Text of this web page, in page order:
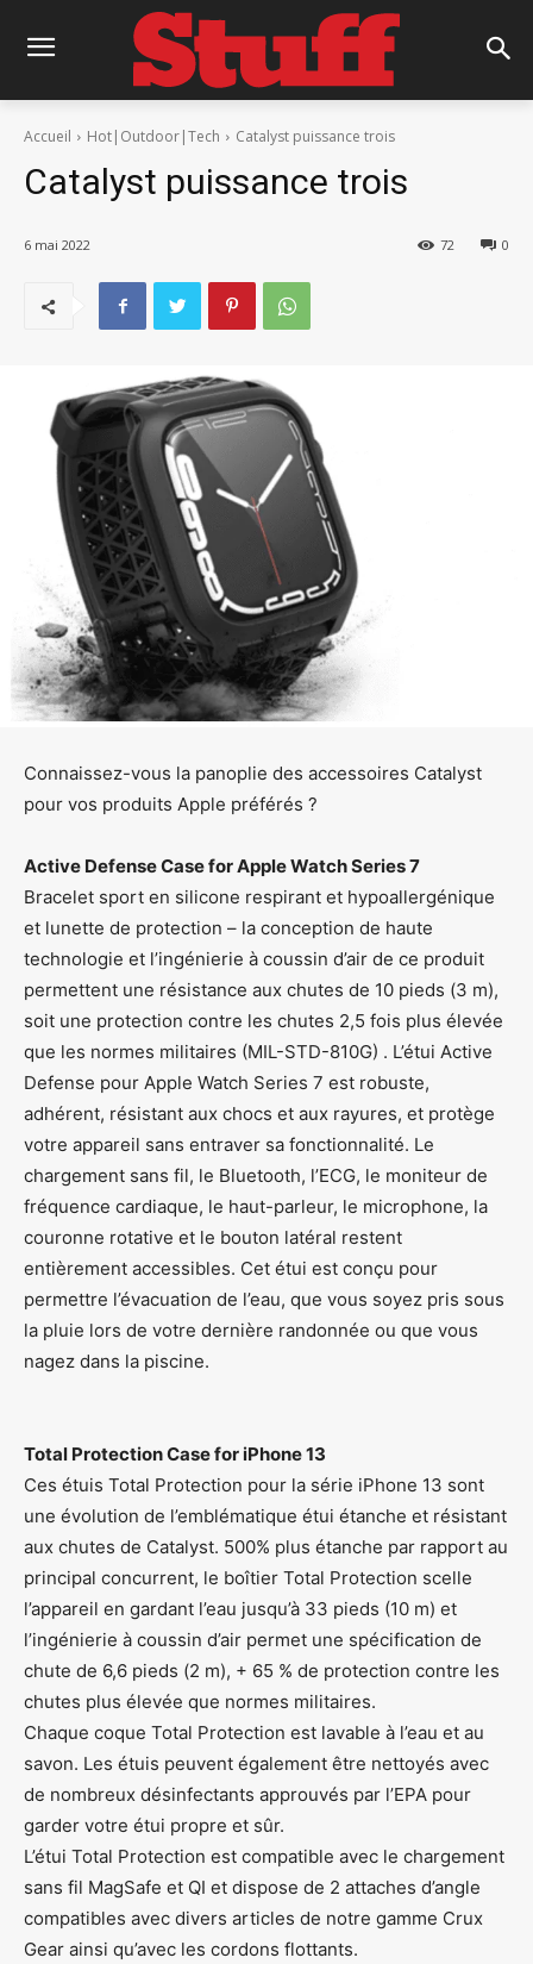
Accueil Hot|Outdoor|Tech Catalyst puissance trois
Catalyst puissance trois
6 mai 2022 0
72
Connaissez-vous la panoplie des accessoires Catalyst
pour vos produits Apple préférés ?
Active Defense Case for Apple Watch Series 7
Bracelet sport en silicone respirant et hypoallergénique
et lunette de protection – la conception de haute
technologie et l’ingénierie à coussin d’air de ce produit
permettent une résistance aux chutes de 10 pieds (3 m),
soit une protection contre les chutes 2,5 fois plus élevée
que les normes militaires (MIL-STD-810G) . L’étui Active
Defense pour Apple Watch Series 7 est robuste,
adhérent, résistant aux chocs et aux rayures, et protège
votre appareil sans entraver sa fonctionnalité. Le
chargement sans fil, le Bluetooth, l’ECG, le moniteur de
fréquence cardiaque, le haut-parleur, le microphone, la
couronne rotative et le bouton latéral restent
entièrement accessibles. Cet étui est conçu pour
permettre l’évacuation de l’eau, que vous soyez pris sous
la pluie lors de votre dernière randonnée ou que vous
nagez dans la piscine.
Total Protection Case for iPhone 13
Ces étuis Total Protection pour la série iPhone 13 sont
une évolution de l’emblématique étui étanche et résistant
aux chutes de Catalyst. 500% plus étanche par rapport au
principal concurrent, le boîtier Total Protection scelle
l’appareil en gardant l’eau jusqu’à 33 pieds (10 m) et
l’ingénierie à coussin d’air permet une spécification de
chute de 6,6 pieds (2 m), + 65 % de protection contre les
chutes plus élevée que normes militaires.
Chaque coque Total Protection est lavable à l’eau et au
savon. Les étuis peuvent également être nettoyés avec
de nombreux désinfectants approuvés par l’EPA pour
garder votre étui propre et sûr.
L’étui Total Protection est compatible avec le chargement
sans fil MagSafe et QI et dispose de 2 attaches d’angle
compatibles avec divers articles de notre gamme Crux
Gear ainsi qu’avec les cordons flottants.